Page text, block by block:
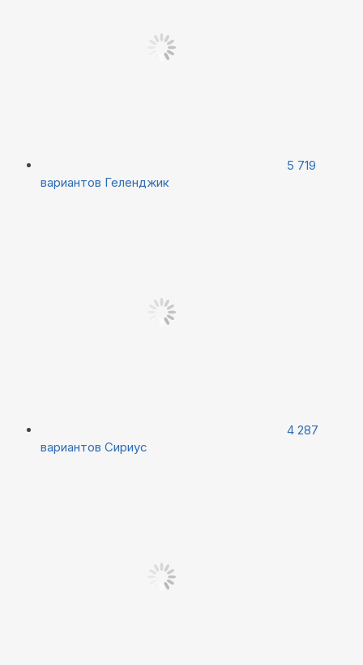
5 719
вариантов Геленджик
4 287
вариантов Сириус